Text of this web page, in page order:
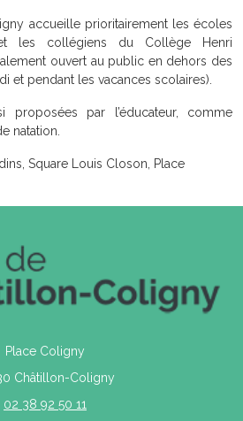
accueille prioritairement les écoles
les collégiens du Collège Henri
ouvert au public en dehors des
et pendant les vacances scolaires).
proposées par l’éducateur, comme
natation.
Square Louis Closon, Place
Place Coligny
Châtillon-Coligny
02 38 92 50 11